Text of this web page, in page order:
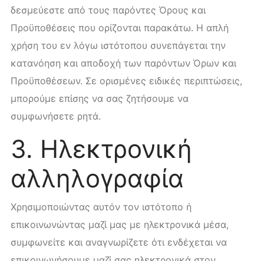
δεσμεύεστε από τους παρόντες Όρους και
Προϋποθέσεις που ορίζονται παρακάτω. Η απλή
χρήση του εν λόγω ιστότοπου συνεπάγεται την
κατανόηση και αποδοχή των παρόντων Όρων και
Προϋποθέσεων. Σε ορισμένες ειδικές περιπτώσεις,
μπορούμε επίσης να σας ζητήσουμε να
συμφωνήσετε ρητά.
3. Ηλεκτρονική
αλληλογραφία
Χρησιμοποιώντας αυτόν τον ιστότοπο ή
επικοινωνώντας μαζί μας με ηλεκτρονικά μέσα,
συμφωνείτε και αναγνωρίζετε ότι ενδέχεται να